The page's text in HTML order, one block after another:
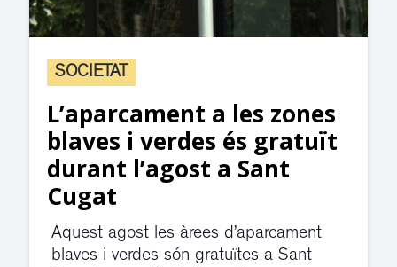
SOCIETAT
L’aparcament a les zones
blaves i verdes és gratuït
durant l’agost a Sant
Cugat
Aquest agost les àrees d’aparcament
blaves i verdes són gratuïtes a Sant